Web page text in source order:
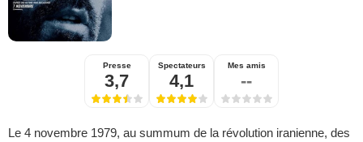
Presse
3,7
Spectateurs
4,1
Mes amis
--
Le 4 novembre 1979, au summum de la révolution iranienne, des